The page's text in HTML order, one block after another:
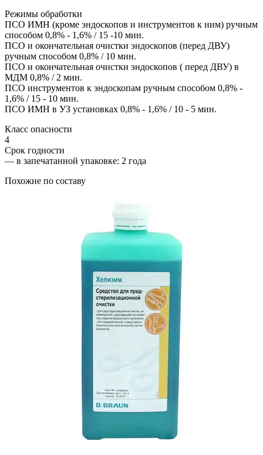
Режимы обработки
ПСО ИМН (кроме эндоскопов и инструментов к ним) ручным
способом 0,8% - 1,6% / 15 -10 мин.
ПСО и окончательная очистки эндоскопов (перед ДВУ)
ручным способом 0,8% / 10 мин.
ПСО и окончательная очистки эндоскопов ( перед ДВУ) в
МДМ 0,8% / 2 мин.
ПСО инструментов к эндоскопам ручным способом 0,8% -
1,6% / 15 - 10 мин.
ПСО ИМН в УЗ установках 0,8% - 1,6% / 10 - 5 мин.
Класс опасности
4
Срок годности
— в запечатанной упаковке: 2 года
Похожие по составу